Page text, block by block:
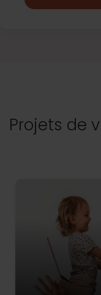
Projets de